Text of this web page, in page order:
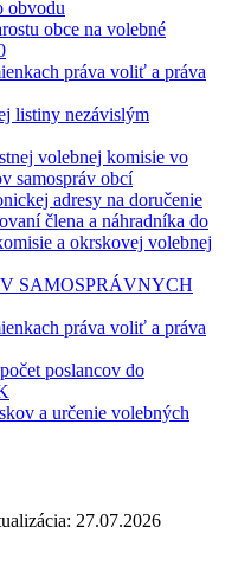
obvodu
obce na volebné
práva voliť a práva
listiny nezávislým
volebnej komisie vo
samospráv obcí
adresy na doručenie
člena a náhradníka do
a okrskovej volebnej
SAMOSPRÁVNYCH
práva voliť a práva
poslancov do
a určenie volebných
27.07.2026